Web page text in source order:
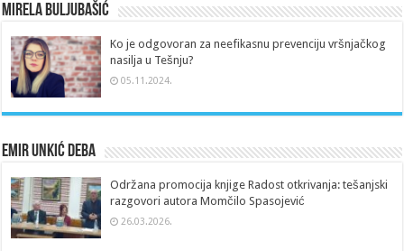
Mirela Buljubašić
Ko je odgovoran za neefikasnu prevenciju vršnjačkog
nasilja u Tešnju?
05.11.2024.
Emir Unkić Deba
Održana promocija knjige Radost otkrivanja: tešanjski
razgovori autora Momčilo Spasojević
26.03.2026.